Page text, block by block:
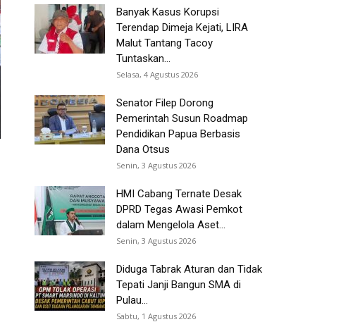
Banyak Kasus Korupsi
Terendap Dimeja Kejati, LIRA
Malut Tantang Tacoy
Tuntaskan...
Selasa, 4 Agustus 2026
Senator Filep Dorong
Pemerintah Susun Roadmap
Pendidikan Papua Berbasis
Dana Otsus
Senin, 3 Agustus 2026
HMI Cabang Ternate Desak
DPRD Tegas Awasi Pemkot
dalam Mengelola Aset...
Senin, 3 Agustus 2026
Diduga Tabrak Aturan dan Tidak
Tepati Janji Bangun SMA di
Pulau...
Sabtu, 1 Agustus 2026